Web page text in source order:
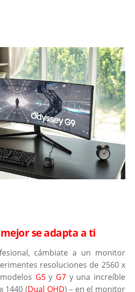
se adapta a ti
cámbiate a un monitor
resoluciones de 2560 x
G5y G7y una increíble
1440 (Dual QHD) – en el monitor